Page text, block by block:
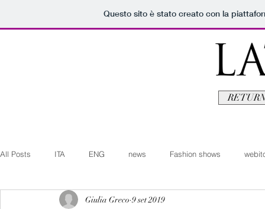
Questo sito è stato creato con la
All Posts ITA ENG news Fashion shows
Art+Culture Beauty latestman
Giulia Greco 9 set 2019